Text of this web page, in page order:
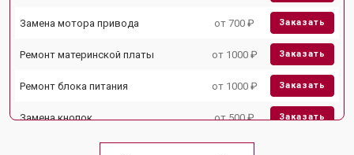
Замена мотора привода от 700 ₽ Заказать
Ремонт материнской платы от 1000 ₽ Заказать
Ремонт блока питания от 1000 ₽ Заказать
Замена кнопок от 500 ₽ Заказать